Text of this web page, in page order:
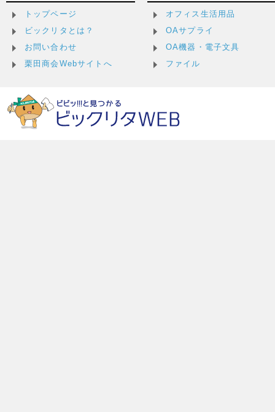
トップページ
ビックリタとは？
お問い合わせ
栗田商会Webサイトへ
オフィス生活用品
OAサプライ
OA機器・電子文具
ファイル